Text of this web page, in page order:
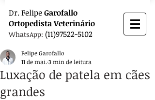
Dr. FelipeGarofallo
OrtopedistaVeterinário
WhatsApp: (11)97522-5102
Luxação de patela em cães
grandes
Felipe Garofallo
11 de mai. 3 min de leitura